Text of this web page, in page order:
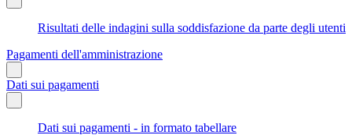
Risultati delle indagini sulla soddisfazione da parte degli utenti
Pagamenti dell'amministrazione
Dati sui pagamenti
Dati sui pagamenti - in formato tabellare